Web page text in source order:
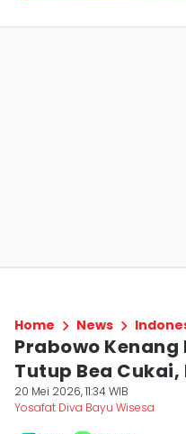
Home News
Prabowo
Tutup Bea
20 Mei 2026, 11:34 WIB
Yosafat Diva Bayu Wisesa